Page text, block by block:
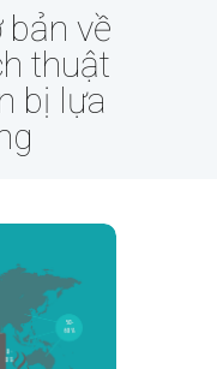
về
thuật
bị lựa